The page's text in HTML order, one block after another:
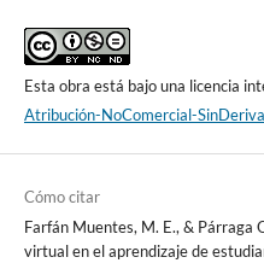
Esta obra está bajo una licencia
Atribución-NoComercial-
Cómo citar
Farfán Muentes, M. E., & Párraga
virtual en el aprendizaje de